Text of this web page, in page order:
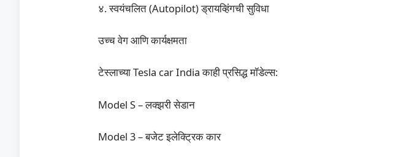
४. स्वयंचलित (Autopilot) ड्रायव्हिंगची सुविधा
उच्च वेग आणि कार्यक्षमता
टेस्लाच्या Tesla car India काही प्रसिद्ध मॉडेल्स:
Model S – लक्झरी सेडान
Model 3 – बजेट इलेक्ट्रिक कार